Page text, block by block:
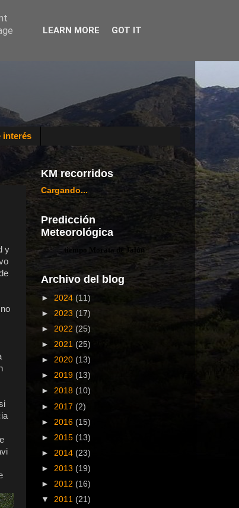
interés
y
KM recorridos
Cargando...
Predicción
Meteorológica
tiempo Morata de Jalón
Archivo del blog
► 2024 (11)
► 2023 (17)
► 2022 (25)
► 2021 (25)
► 2020 (13)
► 2019 (13)
► 2018 (10)
► 2017 (2)
► 2016 (15)
► 2015 (13)
► 2014 (23)
► 2013 (19)
► 2012 (16)
▼ 2011 (21)
LEARN MORE GOT IT